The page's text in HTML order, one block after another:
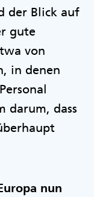
der Blick auf
gute
von
in denen
darum, dass
nun